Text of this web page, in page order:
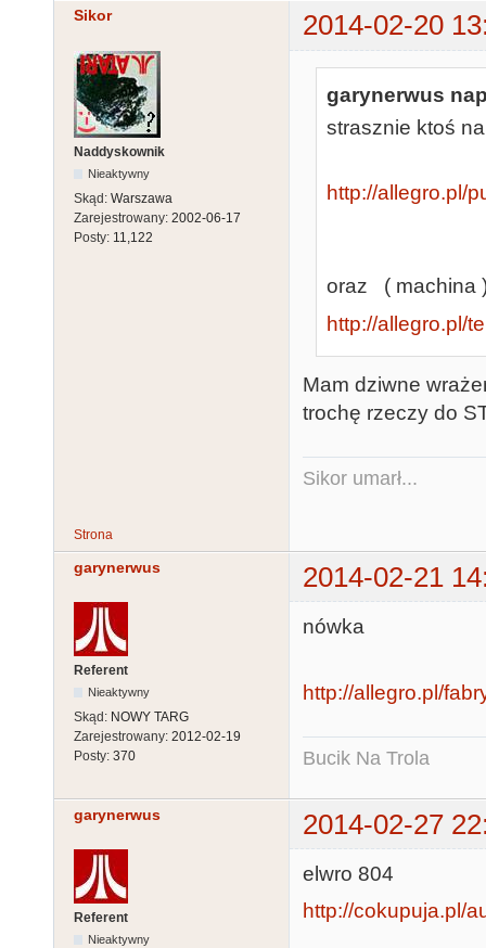
Sikor 2014-02-20
Naddyskownik
Nieaktywny
Skąd: Warszawa
Zarejestrowany: 2002-06-17
Posty: 11,122
garynerwus
strasznie ktoś
http://allegro.pl/
oraz ( machina
http://allegro.pl/
Mam dziwne
trochę rzeczy do
Sikor umarł...
Strona
garynerwus 2014-02-21
Referent
Nieaktywny
Skąd: NOWY TARG
Zarejestrowany: 2012-02-19
Posty: 370
nówka
http://allegro.pl/
Bucik Na Trola
garynerwus 2014-02-27
Referent
Nieaktywny
elwro 804
http://cokupuja.pl/